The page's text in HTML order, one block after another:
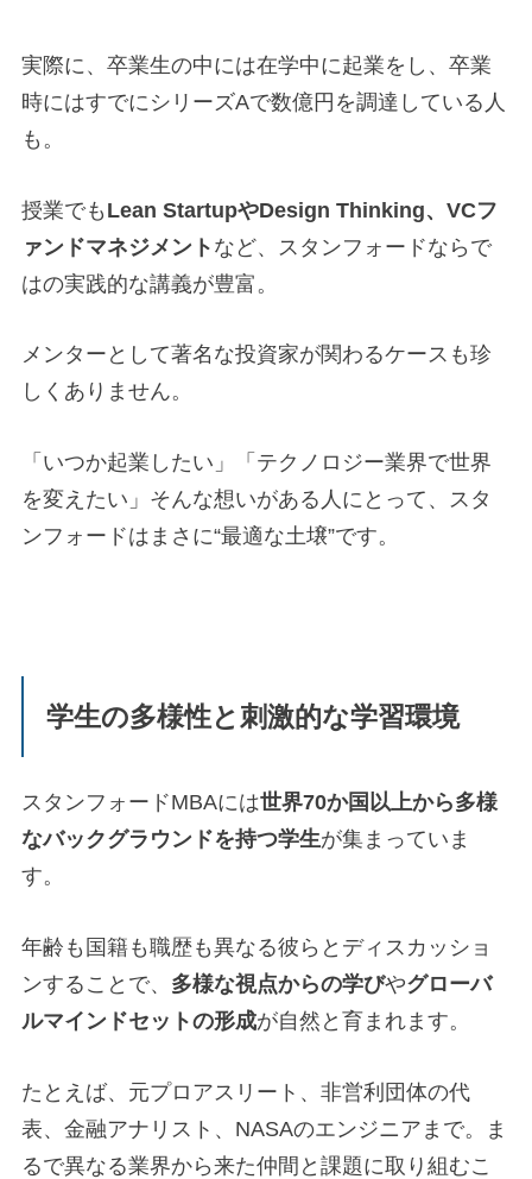
実際に、卒業生の中には在学中に起業をし、卒業
時にはすでにシリーズAで数億円を調達している人
も。
授業でも Lean StartupやDesign Thinking、VCフ
ァンドマネジメント など、スタンフォードならで
はの実践的な講義が豊富。
メンターとして著名な投資家が関わるケースも珍
しくありません。
「いつか起業したい」「テクノロジー業界で世界
を変えたい」そんな想いがある人にとって、スタ
ンフォードはまさに“最適な土壌”です。
学生の多様性と刺激的な学習環境
スタンフォードMBAには世界70か国以上から多様
なバックグラウンドを持つ学生が集まっていま
す。
年齢も国籍も職歴も異なる彼らとディスカッショ
ンすることで、 多様な視点からの学びやグローバ
ルマインドセットの形成が自然と育まれます。
たとえば、元プロアスリート、非営利団体の代
表、金融アナリスト、NASAのエンジニアまで。ま
るで異なる業界から来た仲間と課題に取り組むこ